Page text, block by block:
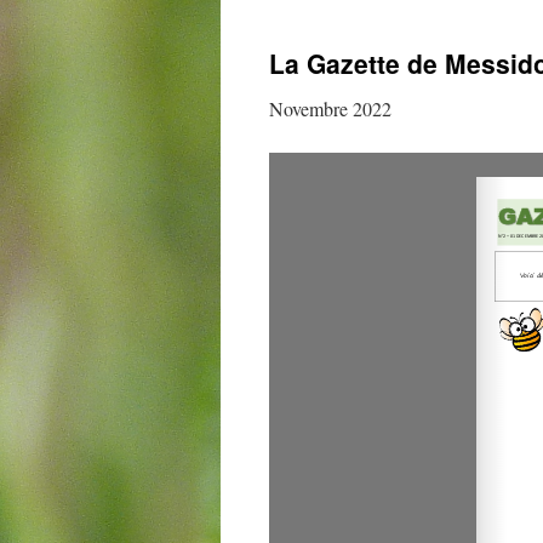
contenu
La Gazette de
Novembre 2022